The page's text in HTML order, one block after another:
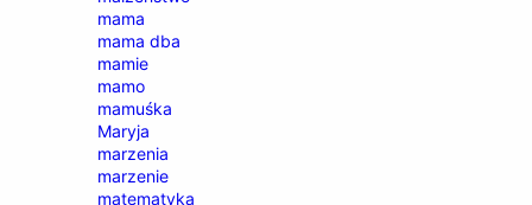
mama
mama dba
mamie
mamo
mamuśka
Maryja
marzenia
marzenie
matematyka